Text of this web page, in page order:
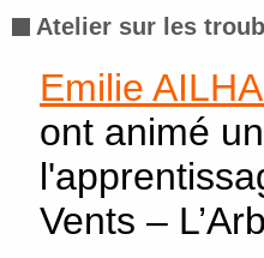
Atelier sur les
Emilie
ont animé
Vents –